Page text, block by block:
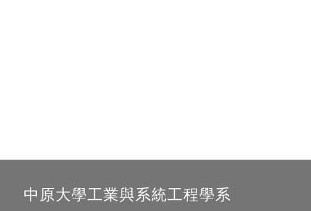
中原大學工業與系統工程學系